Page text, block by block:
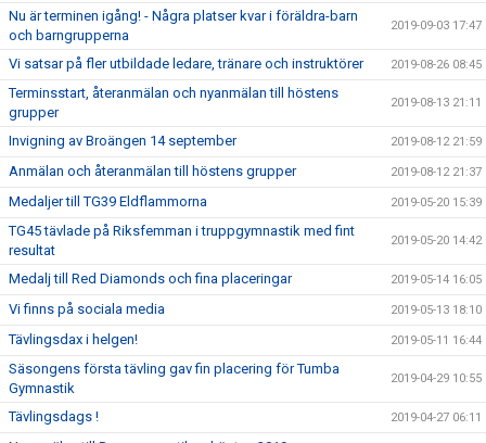
Nu är terminen igång! - Några platser kvar i föräldra-barn
och barngrupperna
2019-09-03 17:47
Vi satsar på fler utbildade ledare, tränare och instruktörer 2019-08-26 08:45
Terminsstart, återanmälan och nyanmälan till höstens
grupper
2019-08-13 21:11
Invigning av Broängen 14 september 2019-08-12 21:59
Anmälan och återanmälan till höstens grupper 2019-08-12 21:37
Medaljer till TG39 Eldflammorna 2019-05-20 15:39
TG45 tävlade på Riksfemman i truppgymnastik med fint
resultat
2019-05-20 14:42
Medalj till Red Diamonds och fina placeringar 2019-05-14 16:05
Vi finns på sociala media 2019-05-13 18:10
Tävlingsdax i helgen! 2019-05-11 16:44
Säsongens första tävling gav fin placering för Tumba
Gymnastik
2019-04-29 10:55
Tävlingsdags ! 2019-04-27 06:11